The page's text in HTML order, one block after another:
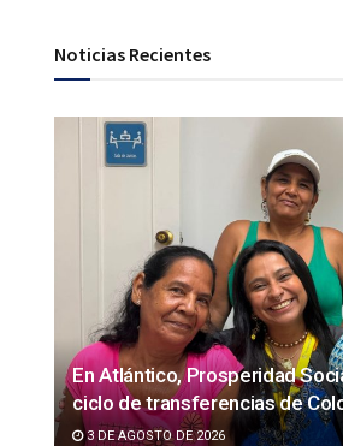
Noticias Recientes
En Atlántico, Prosperidad
ciclo de transferencias de
3 DE AGOSTO DE 2026